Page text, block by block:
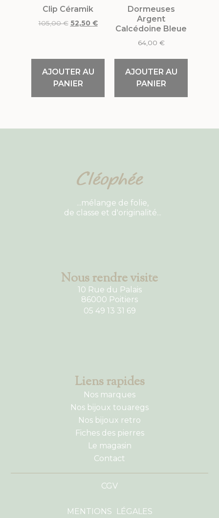
Clip Céramik
105,00€ 52,50 €
AJOUTER AU
PANIER
Dormeuses
Argent
Calcédoine Bleue
64,00 €
AJOUTER AU
PANIER
...mélange de folie,
de classe et d'originalité...
Nous rendre visite
10 Rue du Palais
86000 Poitiers
05 49 13 31 69
Liens rapides
Nos marques
Nos bijoux touaregs
Nos bijoux retro
Fiches des pierres
Le magasin
Contact
CGV
MENTIONS LÉGALES